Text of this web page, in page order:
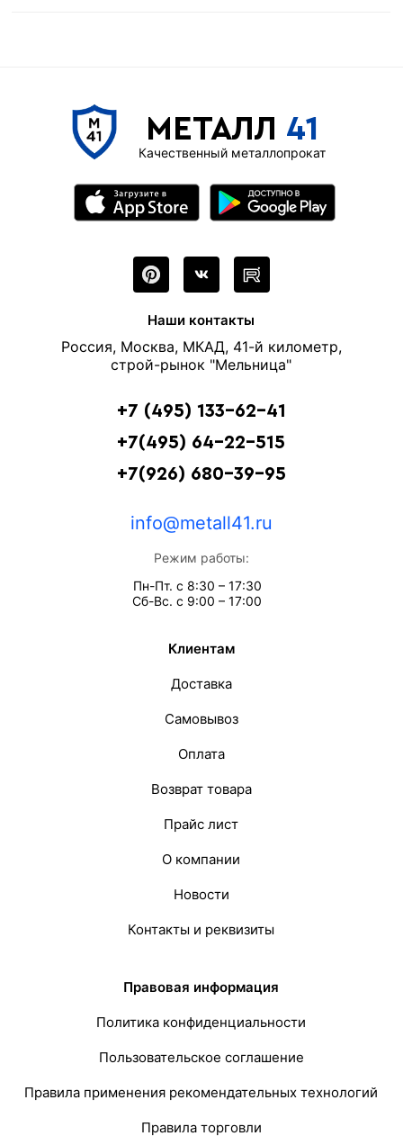
МЕТАЛЛ 41
Качественный металлопрокат
Наши контакты
Россия, Москва, МКАД, 41-й километр,
строй-рынок "Мельница"
+7 (495) 133-62-41
+7(495) 64-22-515
+7(926) 680-39-95
info@metall41.ru
Режим работы:
Пн-Пт. с 8:30 – 17:30
Сб-Вс. с 9:00 – 17:00
Клиентам
Доставка
Самовывоз
Оплата
Возврат товара
Прайс лист
О компании
Новости
Контакты и реквизиты
Правовая информация
Политика конфиденциальности
Пользовательское соглашение
Правила применения рекомендательных технологий
Правила торговли